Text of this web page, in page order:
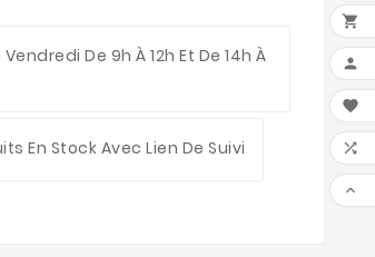
De 9h À 12h Et De 14h À
En Stock Avec Lien De Suivi




